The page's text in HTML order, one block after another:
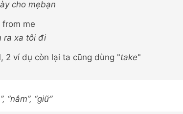
cho mẹbạn
from me
ra xa tôi đi
2 ví dụ còn lại ta cũng dùng "take"
“nắm”, “giữ”